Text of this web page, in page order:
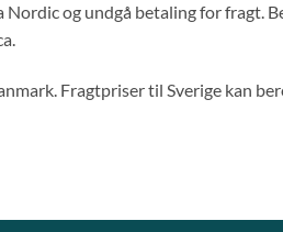
og undgå betaling for fragt.
Fragtpriser til Sverige kan